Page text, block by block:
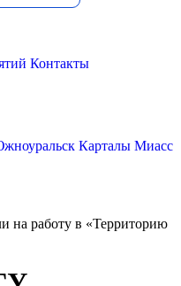
Контакты
Карталы Миасс
на работу в «Территорию